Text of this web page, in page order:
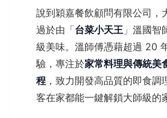
說到穎嘉餐飲顧問有限公司，
過於由「台菜小天王 」溫國智
級美味。溫師傅憑藉超過 20
驗，專注於家常料理與傳統美
程 ，致力開發高品質的即食調
客在家都能一鍵解鎖大師級的